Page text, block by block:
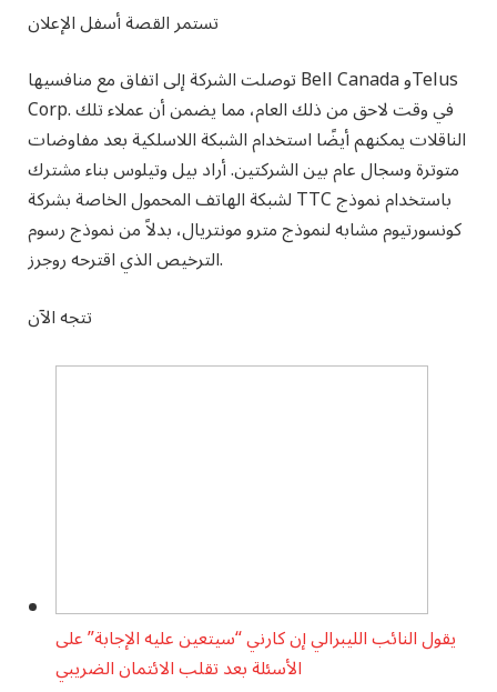
تستمر القصة أسفل الإعلان
توصلت الشركة إلى اتفاق مع منافسيها Bell Canada وTelus
Corp. في وقت لاحق من ذلك العام، مما يضمن أن عملاء تلك
الناقلات يمكنهم أيضًا استخدام الشبكة اللاسلكية بعد مفاوضات
متوترة وسجال عام بين الشركتين. أراد بيل وتيلوس بناء مشترك
لشبكة الهاتف المحمول الخاصة بشركة TTC باستخدام نموذج
كونسورتيوم مشابه لنموذج مترو مونتريال، بدلاً من نموذج رسوم
الترخيص الذي اقترحه روجرز.
تتجه الآن
يقول النائب الليبرالي إن كارني “سيتعين عليه الإجابة” على
الأسئلة بعد تقلب الائتمان الضريبي